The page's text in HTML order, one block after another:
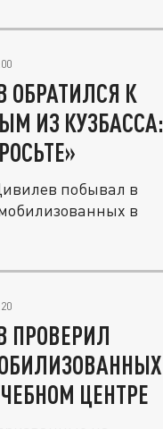
ОБРАТИЛСЯ К
ИЗ КУЗБАССА:
побывал в
в
ПРОВЕРИЛ
ЦЕНТРЕ